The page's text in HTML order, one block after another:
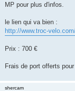
MP pour plus d'infos.
le lien qui va bien :
http://www.troc-
Prix : 700 €
Frais de port offerts
shercam